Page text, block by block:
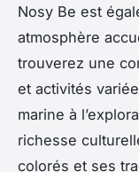
Nosy Be est
atmosphère
trouverez une
et activités
marine à
richesse
colorés et ses